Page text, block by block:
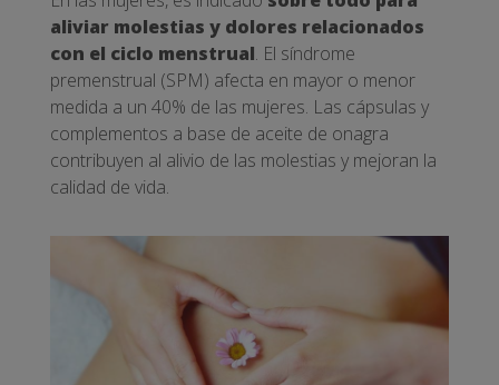
aliviar molestias y dolores relacionados
con el ciclo menstrual. El síndrome
premenstrual (SPM) afecta en mayor o menor
medida a un 40% de las mujeres. Las cápsulas y
complementos a base de aceite de onagra
contribuyen al alivio de las molestias y mejoran la
calidad de vida.